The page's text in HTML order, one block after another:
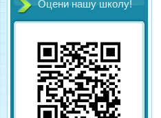
Оцени нашу школу!